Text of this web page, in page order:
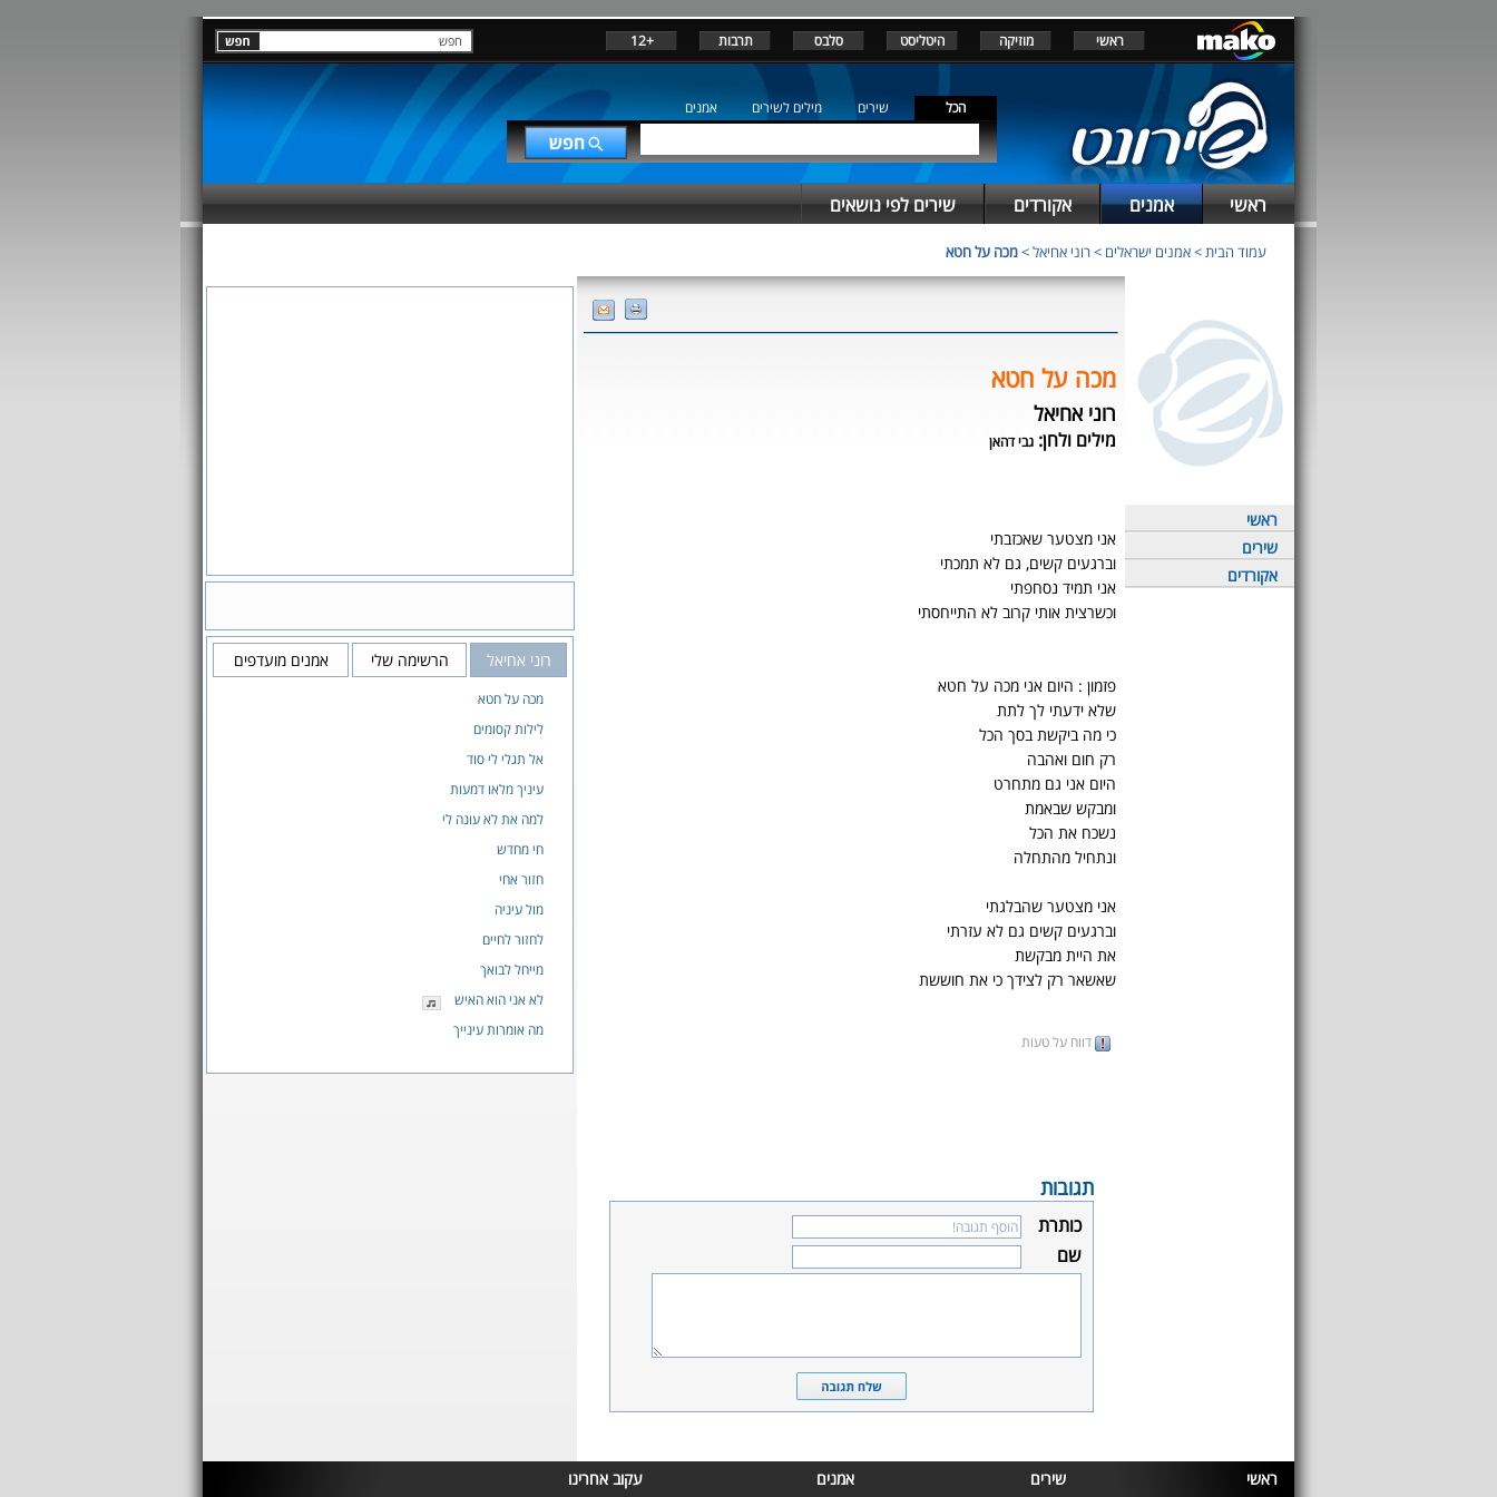
ראשי מוזיקה היטליסט סלבס תרבות +12
הכל שירים מילים לשירים אמנים
ראשי אמנים אקורדים שירים לפי נושאים
עמוד הבית>אמנים ישראלים >רוני אחיאל>מכה על חטא
ראשי
שירים
אקורדים
מכה על חטא
רוני אחיאל
מילים ולחן: גבי דהאן
אני מצטער שאכזבתי
וברגעים קשים, גם לא תמכתי
אני תמיד נסחפתי
וכשרצית אותי קרוב לא התייחסתי
פזמון : היום אני מכה על חטא
שלא ידעתי לך לתת
כי מה ביקשת בסך הכל
רק חום ואהבה
היום אני גם מתחרט
ומבקש שבאמת
נשכח את הכל
ונתחיל מהתחלה
אני מצטער שהבלגתי
וברגעים קשים גם לא עזרתי
את היית מבקשת
שאשאר רק לצידך כי את חוששת
דווח על טעות
תגובות
כותרת
שם
רוני אחיאל הרשימה שלי אמנים מועדפים
מכה על חטא
לילות קסומים
אל תגלי לי סוד
עיניך מלאו דמעות
למה את לא עונה לי
חי מחדש
חזור אחי
מול עיניה
לחזור לחיים
מייחל לבואך
לא אני הוא האיש
מה אומרות עינייך
ראשי שירים אמנים עקוב אחרינו